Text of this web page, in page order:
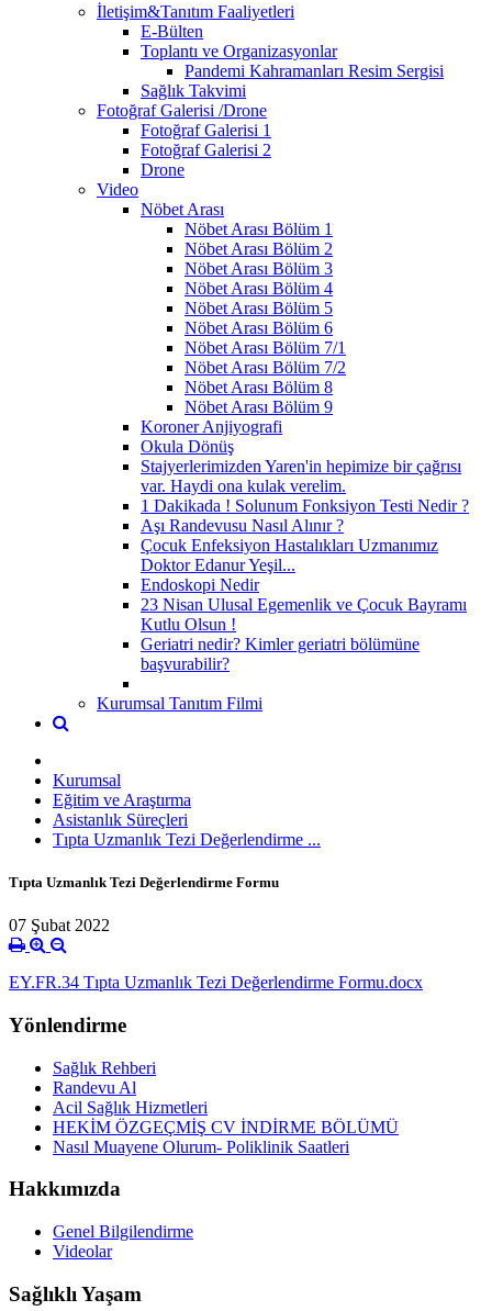
İletişim&Tanıtım Faaliyetleri
E-Bülten
Toplantı ve Organizasyonlar
Pandemi Kahramanları Resim Sergisi
Sağlık Takvimi
Fotoğraf Galerisi /Drone
Fotoğraf Galerisi 1
Fotoğraf Galerisi 2
Drone
Video
Nöbet Arası
Nöbet Arası Bölüm 1
Nöbet Arası Bölüm 2
Nöbet Arası Bölüm 3
Nöbet Arası Bölüm 4
Nöbet Arası Bölüm 5
Nöbet Arası Bölüm 6
Nöbet Arası Bölüm 7/1
Nöbet Arası Bölüm 7/2
Nöbet Arası Bölüm 8
Nöbet Arası Bölüm 9
Koroner Anjiyografi
Okula Dönüş
Stajyerlerimizden Yaren'in hepimize bir çağrısı
var. Haydi ona kulak verelim.
1 Dakikada ! Solunum Fonksiyon Testi Nedir ?
Aşı Randevusu Nasıl Alınır ?
Çocuk Enfeksiyon Hastalıkları Uzmanımız
Doktor Edanur Yeşil...
Endoskopi Nedir
23 Nisan Ulusal Egemenlik ve Çocuk Bayramı
Kutlu Olsun !
Geriatri nedir? Kimler geriatri bölümüne
başvurabilir?
Kurumsal Tanıtım Filmi
Kurumsal
Eğitim ve Araştırma
Asistanlık Süreçleri
Tıpta Uzmanlık Tezi Değerlendirme ...
Tıpta Uzmanlık Tezi Değerlendirme Formu
07 Şubat 2022
EY.FR.34 Tıpta Uzmanlık Tezi Değerlendirme Formu.docx
Yönlendirme
Sağlık Rehberi
Randevu Al
Acil Sağlık Hizmetleri
HEKİM ÖZGEÇMİŞ CV İNDİRME BÖLÜMÜ
Nasıl Muayene Olurum- Poliklinik Saatleri
Hakkımızda
Genel Bilgilendirme
Videolar
Sağlıklı Yaşam